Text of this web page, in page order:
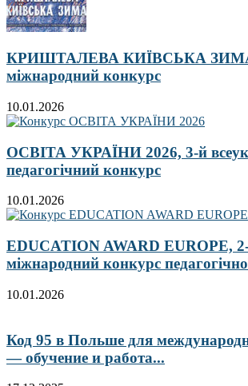
КРИШТАЛЕВА КИЇВСЬКА
міжнародний конкурс
10.01.2026
ОСВІТА УКРАЇНИ 2026, 3-й
педагогічний конкурс
10.01.2026
EDUCATION AWARD EUROPE,
міжнародний конкурс
10.01.2026
Код 95 в Польше для
— обучение и работа...